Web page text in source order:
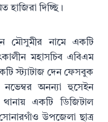
হাজিরা দিচ্ছি।
মৌসুমীর নামে একটি
মহাসচিব এবিএম
স্ট্যাটাজ দেন ফেসবুক
অনন্যা হুসেইন
একটি ডিজিটাল
উপজেলা ছাত্র